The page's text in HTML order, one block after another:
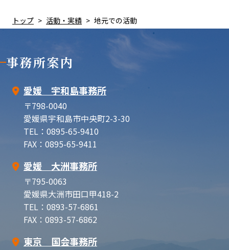
トップ 活動・実績 地元での活動
事務所案内
愛媛 宇和島事務所
〒798-0040
愛媛県宇和島市中央町2-3-30
TEL：0895-65-9410
FAX：0895-65-9411
愛媛 大洲事務所
〒795-0063
愛媛県大洲市田口甲418-2
TEL：0893-57-6861
FAX：0893-57-6862
東京 国会事務所